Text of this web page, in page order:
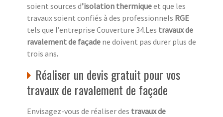
soient sources d’isolation thermiqueet que les
travaux soient confiés à des professionnels RGE
tels que l’entreprise Couverture 34.Les travaux de
ravalement de façade ne doivent pas durer plus de
trois ans.
Réaliser un devis gratuit pour vos
travaux de ravalement de façade
Envisagez-vous de réaliser des travaux de